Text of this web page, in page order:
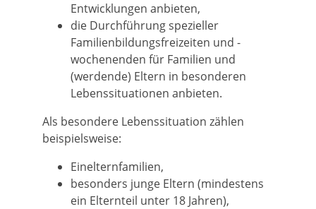
Entwicklungen anbieten,
die Durchführung spezieller
Familienbildungsfreizeiten und -
wochenenden für Familien und
(werdende) Eltern in besonderen
Lebenssituationen anbieten.
Als besondere Lebenssituation zählen
beispielsweise:
Einelternfamilien,
besonders junge Eltern (mindestens
ein Elternteil unter 18 Jahren),